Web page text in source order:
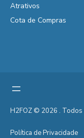
Atrativos
Cota de Compras
H2FOZ © 2026 .
Política de Privacidade